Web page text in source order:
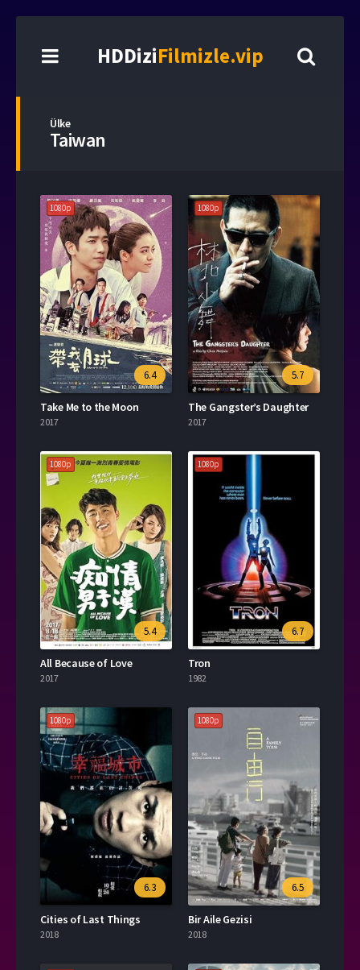
HDDiziFilmizle.vip
Ülke
Taiwan
1080p
6.4
Take Me to the Moon
2017
1080p
5.7
The Gangster’s Daughter
2017
1080p
5.4
All Because of Love
2017
1080p
6.7
Tron
1982
1080p
6.3
Cities of Last Things
2018
1080p
6.5
Bir Aile Gezisi
2018